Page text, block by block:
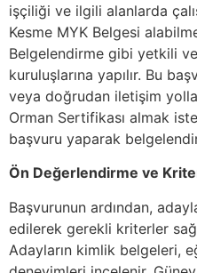
işçiliği ve ilgili alanlarda
Kesme MYK Belgesi
Belgelendirme gibi yetkili
kuruluşlarına yapılır. Bu
veya doğrudan iletişim
Orman Sertifikası almak
başvuru yaparak
Ön Değerlendirme ve
Başvurunun ardından,
edilerek gerekli kriterler
Adayların kimlik belgeleri,